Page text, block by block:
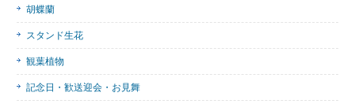
胡蝶蘭
スタンド生花
観葉植物
記念日・歓送迎会・お見舞